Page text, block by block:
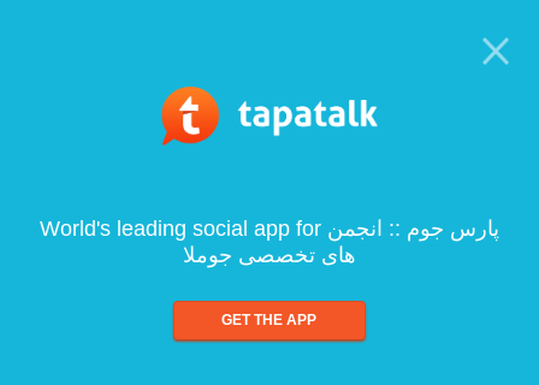
World's leading social app for پارس جوم :: انجمن
های تخصصی جوملا
GET THE APP